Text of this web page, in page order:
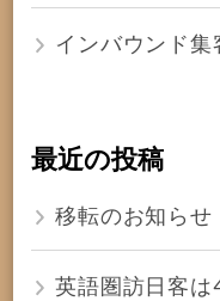
インバウンド集
最近の投稿
移転のお知らせ
英語圏訪日客は